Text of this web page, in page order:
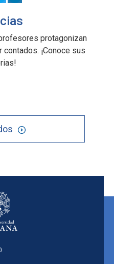
protagonizan
¡Conoce sus